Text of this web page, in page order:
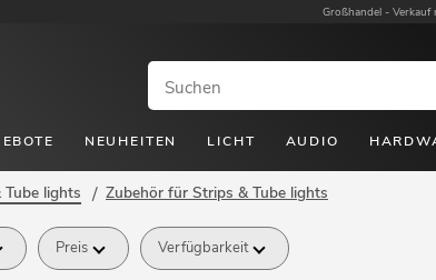
Großhandel - Verkauf
NEUHEITEN LICHT AUDIO
Tube lights / Zubehör für Strips & Tube lights
Preis Verfügbarkeit